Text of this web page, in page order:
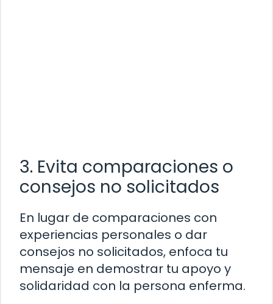
3. Evita comparaciones o
consejos no solicitados
En lugar de comparaciones con
experiencias personales o dar
consejos no solicitados, enfoca tu
mensaje en demostrar tu apoyo y
solidaridad con la persona enferma.